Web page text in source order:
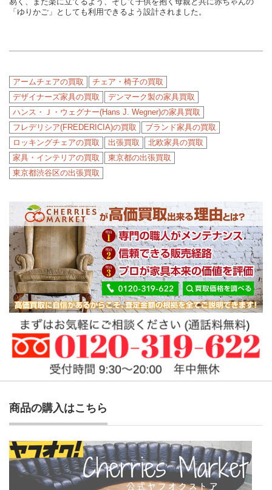
「ゆりかご」としても利用できるよう設計されました。
アームチェアの買取
チェア・椅子の買取
デザイナーズ家具の買取
デンマーク製の家具買取
ハンス・Ｊ・ウェグナー(Hans J. Wegner)の家具買取
フレデリシア(FREDERICIA)の買取
ブランド家具の買取
ロッキングチェアの買取
出張買取
北欧家具の買取
家具・インテリアの買取
東京都の出張買取
東京都渋谷区の出張買取
商品の購入はこちら